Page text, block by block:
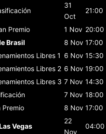
31
Oct
21:00
Premio 1 Nov 20:00
Brasil
8 Nov 17:00
Libres 1 6 Nov 15:30
Libres 2 6 Nov 19:00
Libres 3 7 Nov 14:30
7 Nov 18:00
Premio 8 Nov 17:00
Vegas
22
Nov
04:00